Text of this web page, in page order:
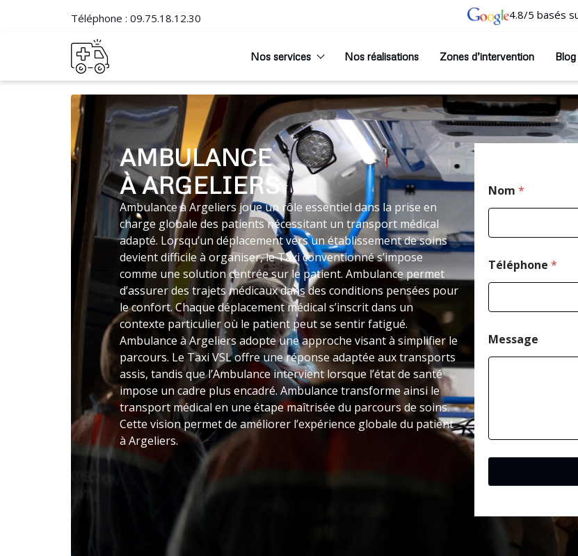
Téléphone : 09.75.18.12.30 4.8/5 basés
Nos services Nos réalisations Zones d’intervention Blog
AMBULANCE
À ARGELIERS
Ambulance à Argeliers joue un rôle essentiel dans la prise en
charge globale des patients nécessitant un transport médical
adapté. Lorsqu’un déplacement vers un établissement de soins
devient difficile à organiser, le Taxi conventionné s’impose
comme une solution centrée sur le patient. Ambulance permet
d’assurer des trajets médicaux dans des conditions pensées pour
le confort. Chaque déplacement médical s’inscrit dans un
contexte particulier où le patient peut se sentir fatigué.
Ambulance à Argeliers adopte une approche visant à simplifier le
parcours. Le Taxi VSL offre une réponse adaptée aux transports
assis, tandis que l’Ambulance intervient lorsque l’état de santé
impose un cadre plus encadré. Ambulance transforme ainsi le
transport médical en une étape maîtrisée du parcours de soins.
Cette vision permet de améliorer l’expérience globale du patient
à Argeliers.
Nom *
Téléphone *
Message